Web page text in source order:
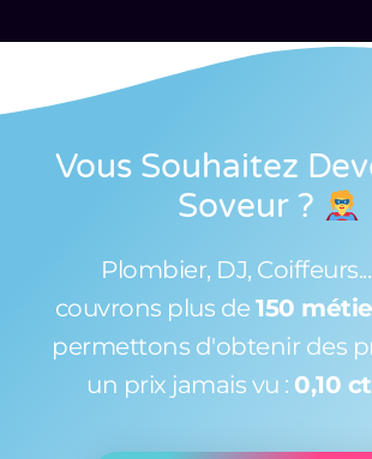
Vous Souhaitez
Soveur ?
Plombier, DJ,
couvrons plus de 150
permettons d'obtenir des
un prix jamais vu : 0,10